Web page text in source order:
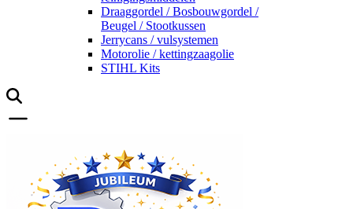
Draaggordel / Bosbouwgordel /
Beugel / Stootkussen
Jerrycans / vulsystemen
Motorolie / kettingzaagolie
STIHL Kits